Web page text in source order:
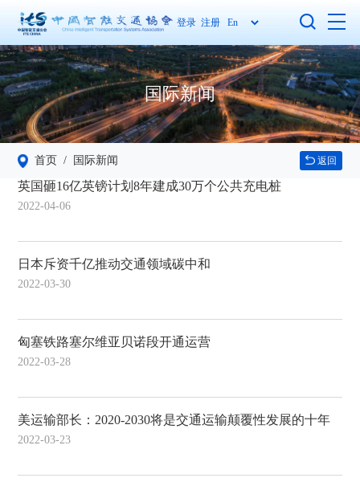
登录注册
国际新闻
首页 / 国际新闻 返回
英国砸16亿英镑计划8年建成30万个公共充电桩
2022-04-06
日本斥资千亿推动交通领域碳中和
2022-03-30
匈塞铁路塞尔维亚贝诺段开通运营
2022-03-28
美运输部长：2020-2030将是交通运输颠覆性发展的十年
2022-03-23